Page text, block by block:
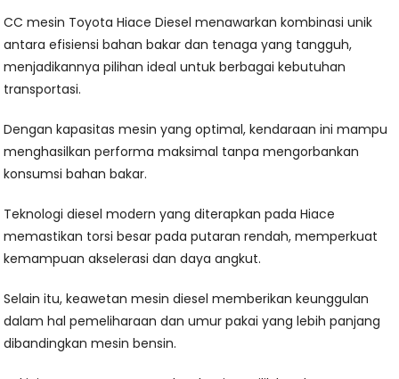
CC mesin Toyota Hiace Diesel menawarkan kombinasi unik
antara efisiensi bahan bakar dan tenaga yang tangguh,
menjadikannya pilihan ideal untuk berbagai kebutuhan
transportasi.
Dengan kapasitas mesin yang optimal, kendaraan ini mampu
menghasilkan performa maksimal tanpa mengorbankan
konsumsi bahan bakar.
Teknologi diesel modern yang diterapkan pada Hiace
memastikan torsi besar pada putaran rendah, memperkuat
kemampuan akselerasi dan daya angkut.
Selain itu, keawetan mesin diesel memberikan keunggulan
dalam hal pemeliharaan dan umur pakai yang lebih panjang
dibandingkan mesin bensin.